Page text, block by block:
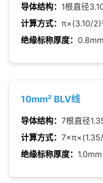
导体结构： 1根直径
计算方式： π×(3.10/
绝缘标称厚度： 0.8mm
10mm² BLV线
导体结构： 7根直径
计算方式：
绝缘标称厚度： 1.0mm